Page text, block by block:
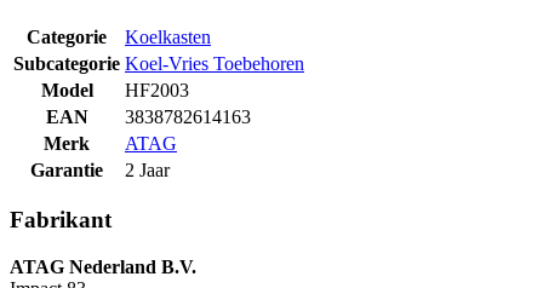
Categorie
Koelkasten
Subcategorie Koel-Vries Toebehoren
Model
HF2003
EAN
3838782614163
Merk
ATAG
Garantie
2 Jaar
Fabrikant
ATAG Nederland B.V.